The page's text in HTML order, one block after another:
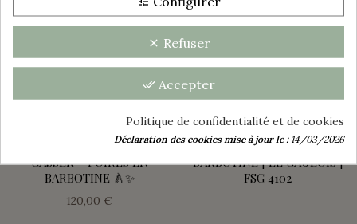
ANCIENNE TIRELIRE À
CASSER – POIRES EN
BARBOTINE 🍐✨
120,00 €
ANCIEN PICHET COQ EN
BARBOTINE | LE GAULOIS |
FSG 4102
clear Refuser
done_all Accepter
Politique de confidentialité et de cookies
Déclaration des cookies mise à jour le :14/03/2026